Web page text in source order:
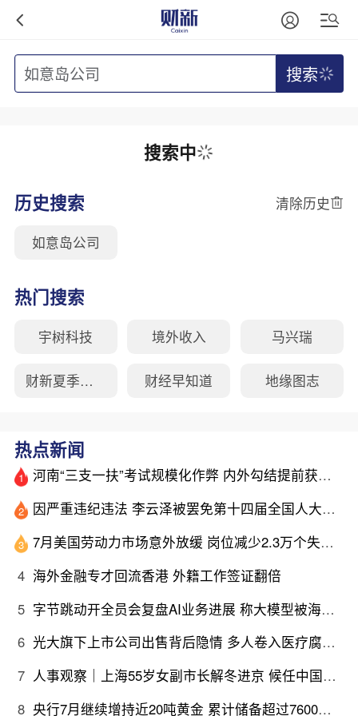
搜索
搜索中
历史搜索 清除历史
如意岛公司
热门搜索
宇树科技 境外收入 马兴瑞
财新夏季峰会 财经早知道 地缘图志
热点新闻
1 河南“三支一扶”考试规模化作弊 内外勾结提前获取试卷
2 因严重违纪违法 李云泽被罢免第十四届全国人大代表职务
3
7月美国劳动力市场意外放缓 岗位减少2.3万个失业率降至4.1%
4 海外金融专才回流香港 外籍工作签证翻倍
5
字节跳动开全员会复盘AI业务进展 称大模型被海外竞对拉开差距
6
光大旗下上市公司出售背后隐情 多人卷入医疗腐败案被查
7
人事观察｜上海55岁女副市长解冬进京 候任中国侨联副主席
8
央行7月继续增持近20吨黄金 累计储备超过7600万盎司